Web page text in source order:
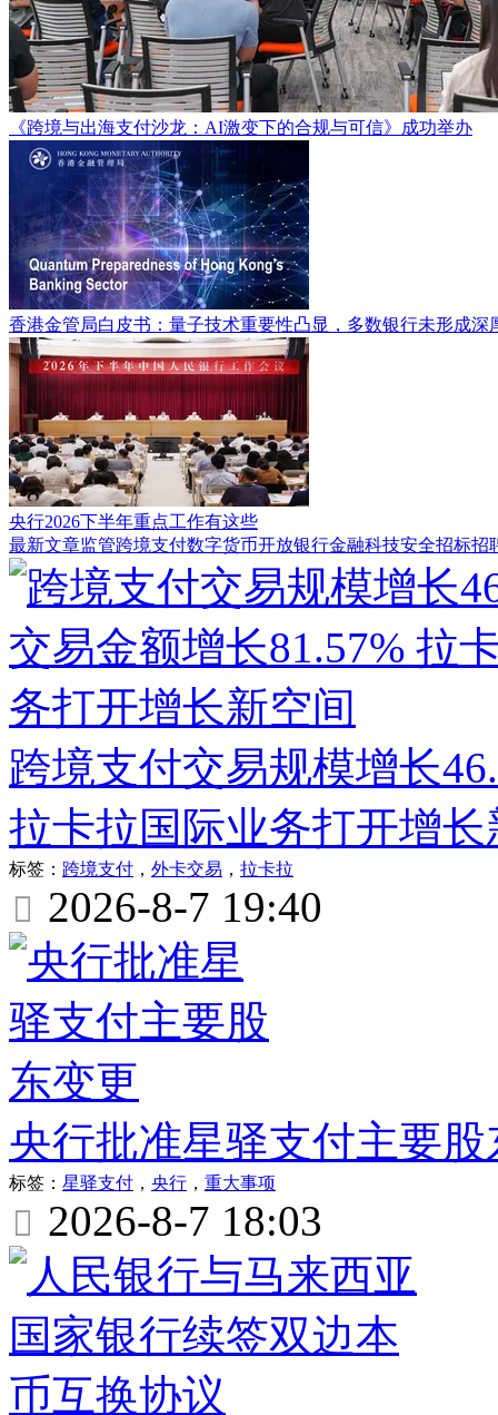
《跨境与出海支付沙龙：AI激变下的合规与可信》成功举办
香港金管局白皮书：量子技术重要性凸显，多数银行未形成深
央行2026下半年重点工作有这些
最新文章监管跨境支付数字货币开放银行金融科技安全招标招
跨境支付交易规模增长
拉卡拉国际业务打开增长
标签： 跨境支付 ， 外卡交易 ， 拉卡拉
 2026-8-7 19:40
央行批准星驿支付主要股
标签： 星驿支付 ， 央行 ， 重大事项
 2026-8-7 18:03